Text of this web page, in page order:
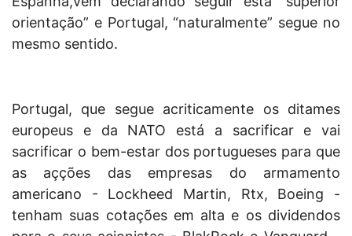
orientação” e Portugal, “naturalmente” segue no
mesmo sentido.
Portugal, que segue acriticamente os ditames
europeus e da NATO está a sacrificar e vai
sacrificar o bem-estar dos portugueses para que
as açções das empresas do armamento
americano - Lockheed Martin, Rtx, Boeing -
tenham suas cotações em alta e os dividendos